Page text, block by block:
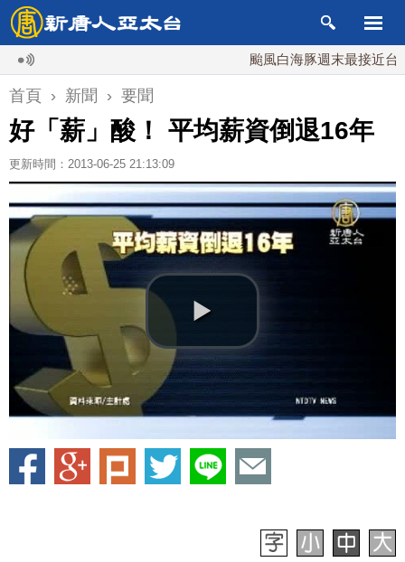
颱風白海豚週末最接近台灣 最
首頁 › 新聞 › 要聞
好「薪」酸！ 平均薪資倒退16年
更新時間：2013-06-25 21:13:09